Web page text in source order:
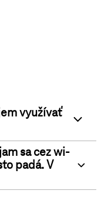
využívať
sa cez wi-
padá. V